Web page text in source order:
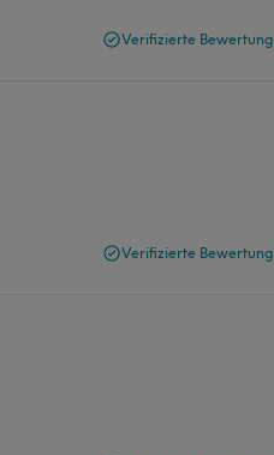
Verifizierte Bewertung
Verifizierte Bewertung